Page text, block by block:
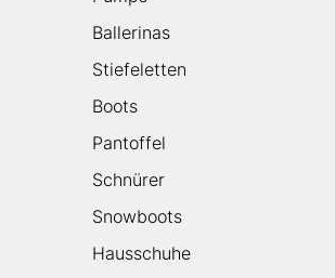
Ballerinas
Stiefeletten
Boots
Pantoffel
Schnürer
Snowboots
Hausschuhe